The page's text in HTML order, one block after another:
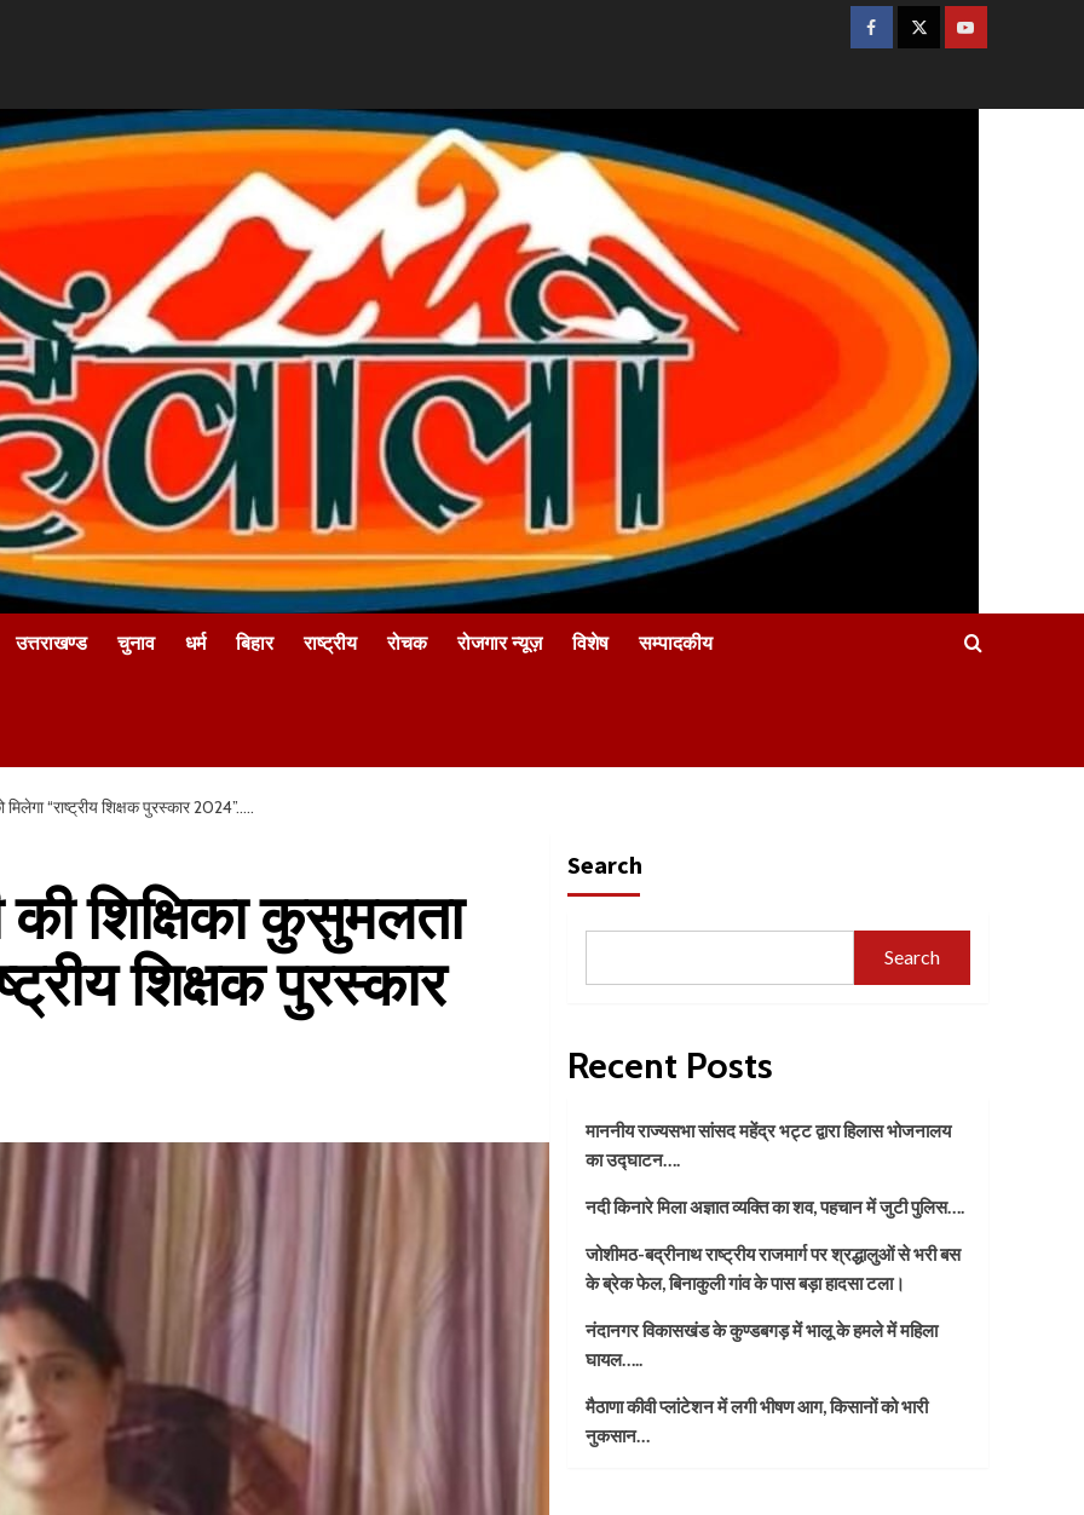
उत्तराखण्ड चुनाव धर्म बिहार राष्ट्रीय रोचक रोजगार न्यूज़ विशेष सम्पादकीय
“राष्ट्रीय शिक्षक पुरस्कार 2024”…..
शिक्षिका कुसुमलता
शिक्षक पुरस्कार
Search
Search
Recent Posts
माननीय राज्यसभा सांसद महेंद्र भट्ट द्वारा हिलास भोजनालय
का उद्घाटन….
नदी किनारे मिला अज्ञात व्यक्ति का शव, पहचान में जुटी पुलिस….
जोशीमठ-बद्रीनाथ राष्ट्रीय राजमार्ग पर श्रद्धालुओं से भरी बस
के ब्रेक फेल, बिनाकुली गांव के पास बड़ा हादसा टला।
नंदानगर विकासखंड के कुण्डबगड़ में भालू के हमले में महिला
घायल…..
मैठाणा कीवी प्लांटेशन में लगी भीषण आग, किसानों को भारी
नुकसान…